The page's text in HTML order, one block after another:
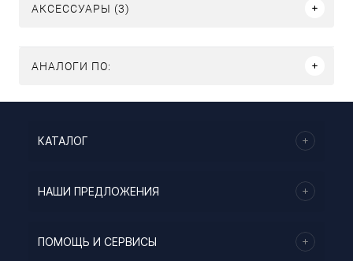
АКСЕССУАРЫ (3)
АНАЛОГИ ПО:
КАТАЛОГ
НАШИ ПРЕДЛОЖЕНИЯ
ПОМОЩЬ И СЕРВИСЫ